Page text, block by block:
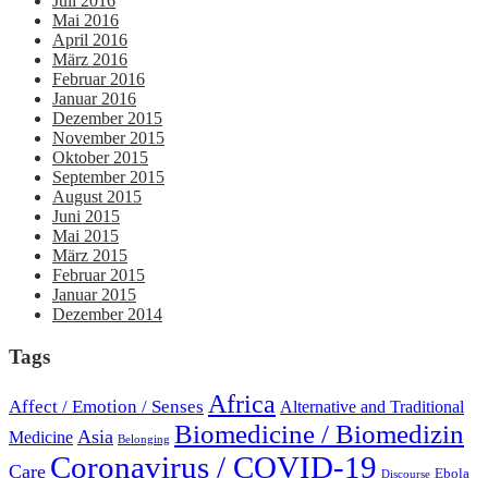
Mai 2016
April 2016
März 2016
Februar 2016
Januar 2016
Dezember 2015
November 2015
Oktober 2015
September 2015
August 2015
Juni 2015
Mai 2015
März 2015
Februar 2015
Januar 2015
Dezember 2014
Tags
Affect / Emotion / Senses Africa Alternative and Traditional
Medicine Asia Belonging Biomedicine / Biomedizin
Care Coronavirus / COVID-19 Discourse Ebola